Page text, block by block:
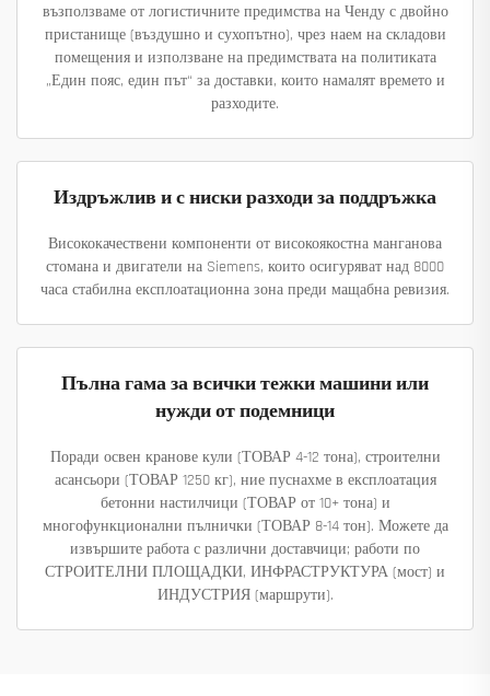
възползваме от логистичните предимства на Ченду с двойно
пристанище (въздушно и сухопътно), чрез наем на складови
помещения и използване на предимствата на политиката
„Един пояс, един път“ за доставки, които намалят времето и
разходите.
Издръжлив и с ниски разходи за поддръжка
Висококачествени компоненти от високоякостна манганова
стомана и двигатели на Siemens, които осигуряват над 8000
часа стабилна експлоатационна зона преди мащабна ревизия.
Пълна гама за всички тежки машини или
нужди от подемници
Поради освен кранове кули (ТОВАР 4-12 тона), строителни
асансьори (ТОВАР 1250 кг), ние пуснахме в експлоатация
бетонни настилчици (ТОВАР от 10+ тона) и
многофункционални пълнички (ТОВАР 8-14 тон). Можете да
извършите работа с различни доставчици; работи по
СТРОИТЕЛНИ ПЛОЩАДКИ, ИНФРАСТРУКТУРА (мост) и
ИНДУСТРИЯ (маршрути).